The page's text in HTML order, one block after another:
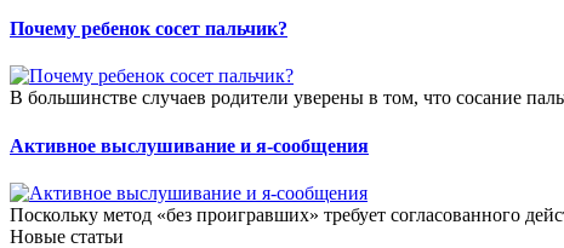
Почему ребенок сосет пальчик?
В большинстве случаев родители уверены в том, что сосание
Активное выслушивание и я-сообщения
Поскольку метод «без проигравших» требует согласованного
Новые статьи